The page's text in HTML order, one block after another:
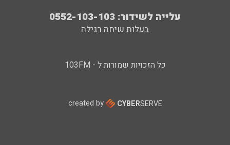
עלייה לשידור: 0552-103-103
בעלות שיחה רגילה
כל הזכויות שמורות ל - 103FM
created by CYBERSERVE